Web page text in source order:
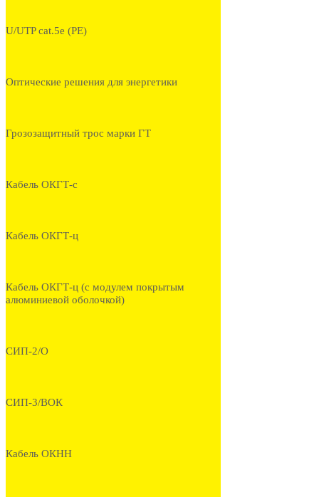
U/UTP cat.5e (PE)
Оптические решения для энергетики
Грозозащитный трос марки ГТ
Кабель ОКГТ-с
Кабель ОКГТ-ц
Кабель ОКГТ-ц (с модулем покрытым
алюминиевой оболочкой)
СИП-2/О
СИП-3/ВОК
Кабель ОКНН